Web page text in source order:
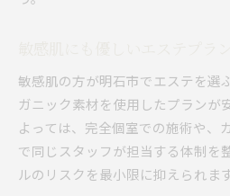
敏感肌の方が明石市でエステを選
ガニック素材を使用したプランが
よっては、完全個室での施術や、
で同じスタッフが担当する体制を
ルのリスクを最小限に抑えられます